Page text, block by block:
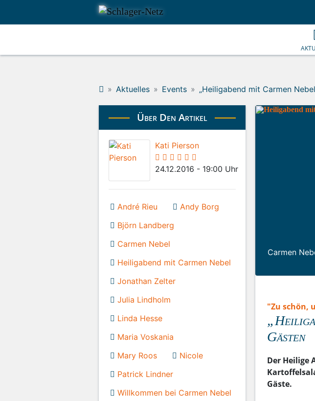
Aktuelles Events „Heiligabend mit Carmen
Carmen
"Zu schön,
Gästen
Der Heilige
Gäste.
Über Den Artikel
Kati Pierson
24.12.2016 - 19:00 Uhr
André Rieu
Andy Borg
Björn Landberg
Carmen Nebel
Heiligabend mit Carmen Nebel
Jonathan Zelter
Julia Lindholm
Linda Hesse
Maria Voskania
Mary Roos
Nicole
Patrick Lindner
Willkommen bei Carmen Nebel